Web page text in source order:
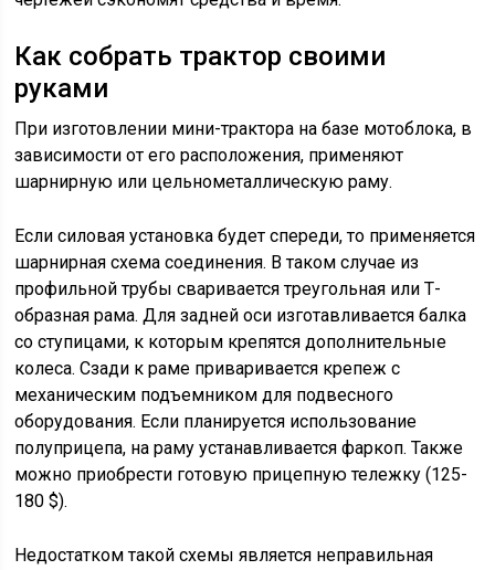
Как собрать трактор своими
руками
При изготовлении мини-трактора на базе мотоблока, в
зависимости от его расположения, применяют
шарнирную или цельнометаллическую раму.
Если силовая установка будет спереди, то применяется
шарнирная схема соединения. В таком случае из
профильной трубы сваривается треугольная или Т-
образная рама. Для задней оси изготавливается балка
со ступицами, к которым крепятся дополнительные
колеса. Сзади к раме приваривается крепеж с
механическим подъемником для подвесного
оборудования. Если планируется использование
полуприцепа, на раму устанавливается фаркоп. Также
можно приобрести готовую прицепную тележку (125-
180 $).
Недостатком такой схемы является неправильная